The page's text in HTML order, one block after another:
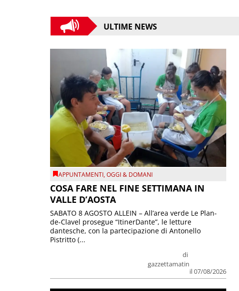
ULTIME NEWS
APPUNTAMENTI,OGGI & DOMANI
COSA FARE NEL FINE SETTIMANA IN
VALLE D’AOSTA
di
gazzettamatin
il 07/08/2026
SABATO 8 AGOSTO ALLEIN – All’area verde Le Plan-
de-Clavel prosegue “ItinerDante”, le letture
dantesche, con la partecipazione di Antonello
Pistritto (...